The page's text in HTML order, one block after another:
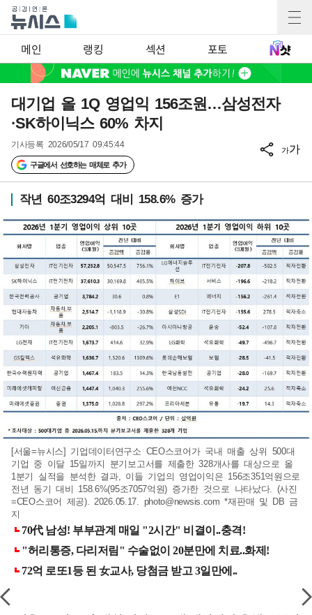
메인 랭킹 섹션 포토
대기업 올 1Q 영업익 156조원…삼성전자
·SK하이닉스 60% 차지
기사등록 2026/05/17 09:45:44
구글에서 선호하는 매체로 추가
가가
작년 60조3294억 대비 158.6% 증가
[서울=뉴시스] 기업데이터연구소 CEO스코어가 국내 매출 상위 500대
기업 중 이달 15일까지 분기보고서를 제출한 328개사를 대상으로 올
1분기 실적을 분석한 결과, 이들 기업의 영업이익은 156조351억원으로
전년 동기 대비 158.6%(95조7057억원) 증가한 것으로 나타났다. (사진
=CEO스코어 제공). 2026.05.17. photo@newsis.com *재판매 및 DB 금
지